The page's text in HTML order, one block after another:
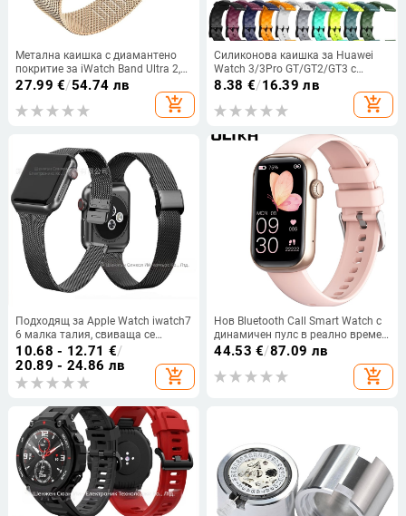
Метална каишка с диамантено
покритие за iWatch Band Ultra 2,
неръждаема стомана S
27.99 €/54.74 лв
add_shopping_cart
Силиконова каишка за Huawei
Watch 3/3Pro GT/GT2/GT3 с
футболен мотив, силиконова
8.38 €/16.39 лв
add_shopping_cart
Подходящ за Apple Watch iwatch7
6 малка талия, свиваща се
неръждаема стомана 45/41 мм,
каишка Milan SE метален колан
10.68 - 12.71 €/
20.89 - 24.86 лв
add_shopping_cart
Нов Bluetooth Call Smart Watch с
динамичен пулс в реално време,
многофункционална спортна
умна гривна за женско здраве
44.53 €/87.09 лв
add_shopping_cart